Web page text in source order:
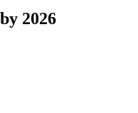
2026